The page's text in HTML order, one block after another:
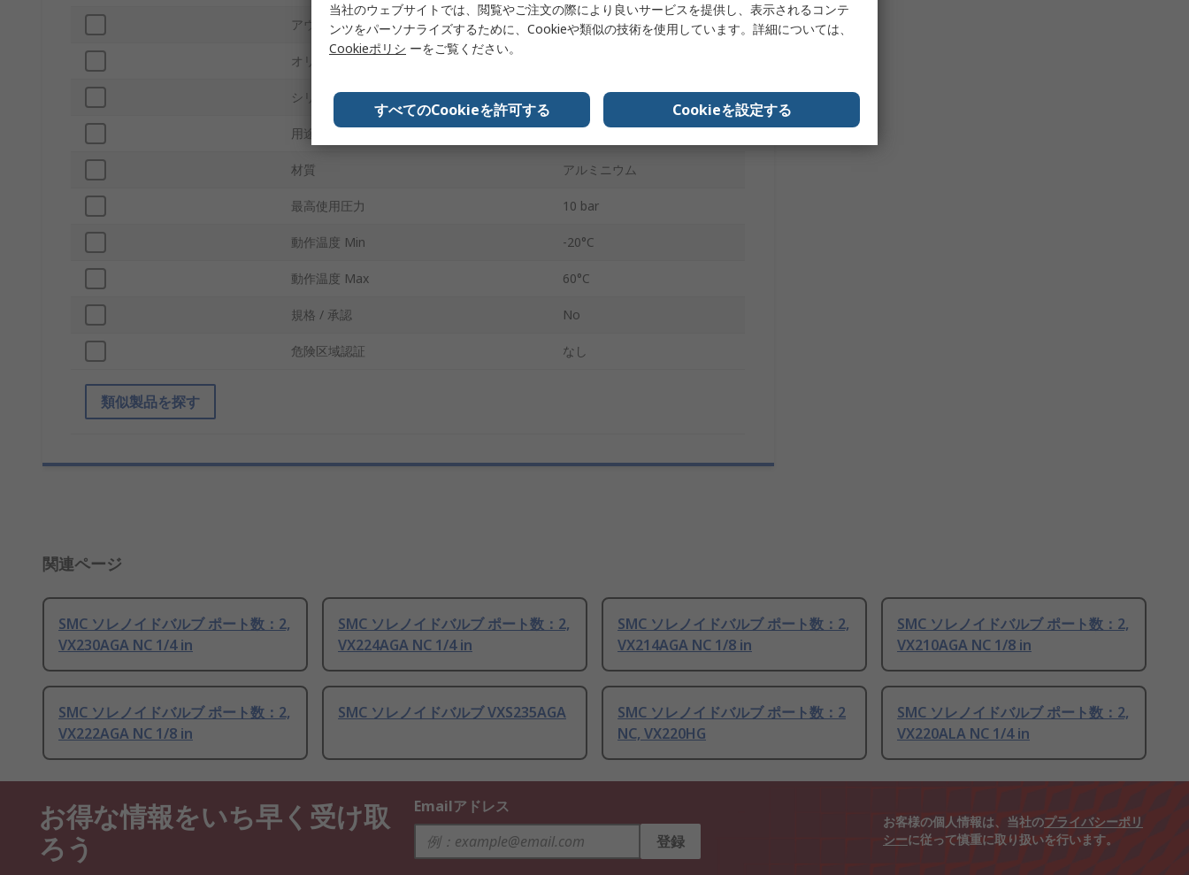
アウトレットポートサイズ 1/8 in
オリフィス直径
シリーズ VX22
用途
材質 アルミニウム
最高使用圧力 10 bar
動作温度 Min -20°C
動作温度 Max 60°C
規格 / 承認 No
危険区域認証 なし
類似製品を探す
関連ページ
SMC ソレノイドバルブ ポート数：2,
VX230AGA NC 1/4 in
SMC ソレノイドバルブ ポート数：2,
VX224AGA NC 1/4 in
SMC ソレノイドバルブ ポート数：2,
VX214AGA NC 1/8 in
SMC ソレノイドバルブ ポート数：2,
VX210AGA NC 1/8 in
SMC ソレノイドバルブ ポート数：2,
VX222AGA NC 1/8 in
SMC ソレノイドバルブ VXS235AGA
SMC ソレノイドバルブ ポート数：2
NC, VX220HG
SMC ソレノイドバルブ ポート数：2,
VX220ALA NC 1/4 in
お得な情報をいち早く受け取
ろう
Emailアドレス
登録
お客様の個人情報は、当社のプライバシーポリ
シーに従って慎重に取り扱いを行います。
当社のウェブサイトでは、閲覧やご注文の際により良いサービスを提供し、表示されるコンテ
ンツをパーソナライズするために、Cookieや類似の技術を使用しています。詳細については、
Cookieポリシ ーをご覧ください。
すべてのCookieを許可する Cookieを設定する